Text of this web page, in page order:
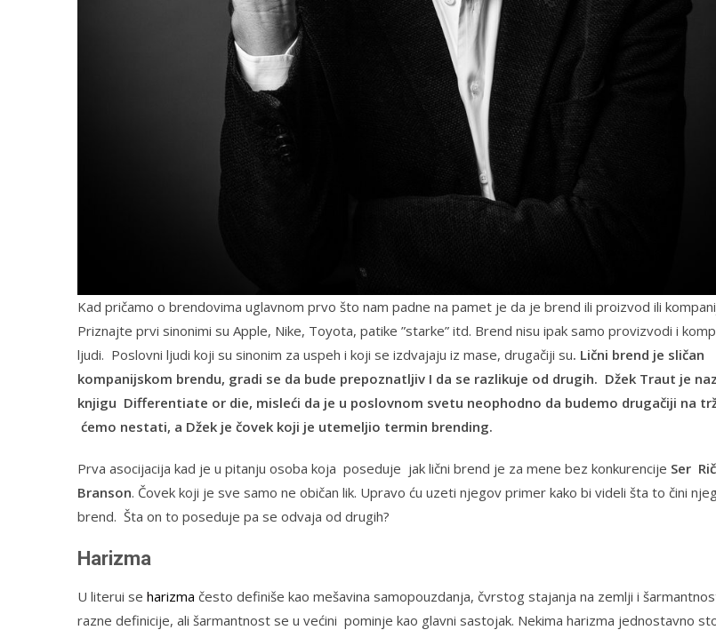
Kad pričamo o brendovima uglavnom prvo što nam padne na pamet je da je brend ili proizvod ili
Priznajte prvi sinonimi su Apple, Nike, Toyota, patike ”starke” itd. Brend nisu ipak samo provizvodi i
ljudi. Poslovni ljudi koji su sinonim za uspeh i koji se izdvajaju iz mase, drugačiji su. Lični brend je sličan
kompanijskom brendu, gradi se da bude prepoznatljiv I da se razlikuje od drugih. Džek Traut je
knjigu Differentiate or die, misleći da je u poslovnom svetu neophodno da budemo drugačiji na
ćemo nestati, a Džek je čovek koji je utemeljio termin brending.
Prva asocijacija kad je u pitanju osoba koja poseduje jak lični brend je za mene bez konkurencije Ser
Branson. Čovek koji je sve samo ne običan lik. Upravo ću uzeti njegov primer kako bi videli šta to čini
brend. Šta on to poseduje pa se odvaja od drugih?
Harizma
U literui se harizma često definiše kao mešavina samopouzdanja, čvrstog stajanja na zemlji i
razne definicije, ali šarmantnost se u većini pominje kao glavni sastojak. Nekima harizma jednostavno